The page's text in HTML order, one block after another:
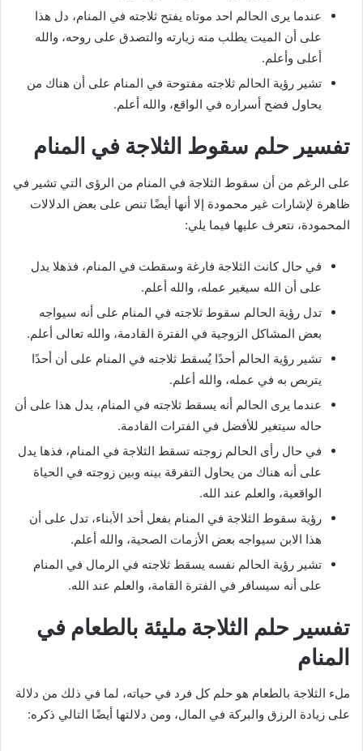
عندما يرى الحالم احد موتاه يفتح ثلاجته في المنام، دل هذا
على أن الميت يطلب منه زيارته والتصدق على روحه، والله
أعلى وأعلم.
تشير رؤية الحالم ثلاجته مفتوحة في المنام على أن هناك من
يحاول فضح أسراره في الواقع، والله أعلم.
تفسير حلم سقوط الثلاجة في المنام
على الرغم من أن سقوط الثلاجة في المنام من الرؤى التي تشير في
ظاهرة لإشارات غير محمودة إلا أنها أيضًا تنص على بعض الدلالات
المحمودة، نتعرف عليها فيما يلي:
في حال كانت الثلاجة فارغة وسقطت في المنام، فذهلا يدل
على أن الله سيغير عمله، والله أعلم.
تدل رؤية الحالم سقوط ثلاجته في المنام على أنه سيواجه
بعض المشاكل الزوجية في الفترة القادمة، والله تعالى أعلم.
تشير رؤية الحالم أحدًا يُسقط ثلاجته في المنام على أن أحدًا
يتربص به في عمله، والله أعلم.
عندما يرى الحالم أنه يسقط ثلاجته في المنام، يدل هذا على أن
حاله سيتغير للأفضل في الفترات القادمة.
في حال رأى الحالم زوجته تسقط الثلاجة في المنام، فذها يدل
على أنه هناك من يحاول التفرقة بينه وبين زوجته في الحياة
الواقعية، والعلم عند الله.
رؤية سقوط الثلاجة في المنام بفعل أحد الأبناء، تدل على أن
هذا الابن سيواجه بعض الأزمات الصحية، والله أعلم.
تشير رؤية الحالم نفسه يسقط ثلاجته في الرمال في المنام
على أنه سيسافر في الفترة القامة، والعلم عند الله.
تفسير حلم الثلاجة مليئة بالطعام في
المنام
ملء الثلاجة بالطعام هو حلم كل فرد في حياته، لما في ذلك من دلالة
على زيادة الرزق والبركة في المال، ومن دلالتها أيضًا التالي ذكره: